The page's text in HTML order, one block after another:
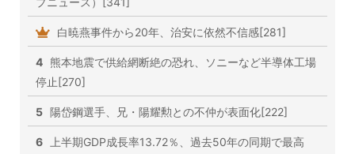
白暁燕事件から20年、治安に依然不信感[281]
4 熊本地震で供給網断絶の恐れ、ソニーなど半導体工場
停止[270]
5 陽岱鋼選手、兄・陽耀勲との不仲が表面化[222]
6
上半期GDP成長率13.72％、過去50年の同期で最高